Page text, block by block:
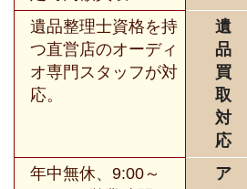
遺品整理士資格を持
つ直営店のオーディ
オ専門スタッフが対
応。
遺
品
買
取
対
応
年中無休、9:00～
ア